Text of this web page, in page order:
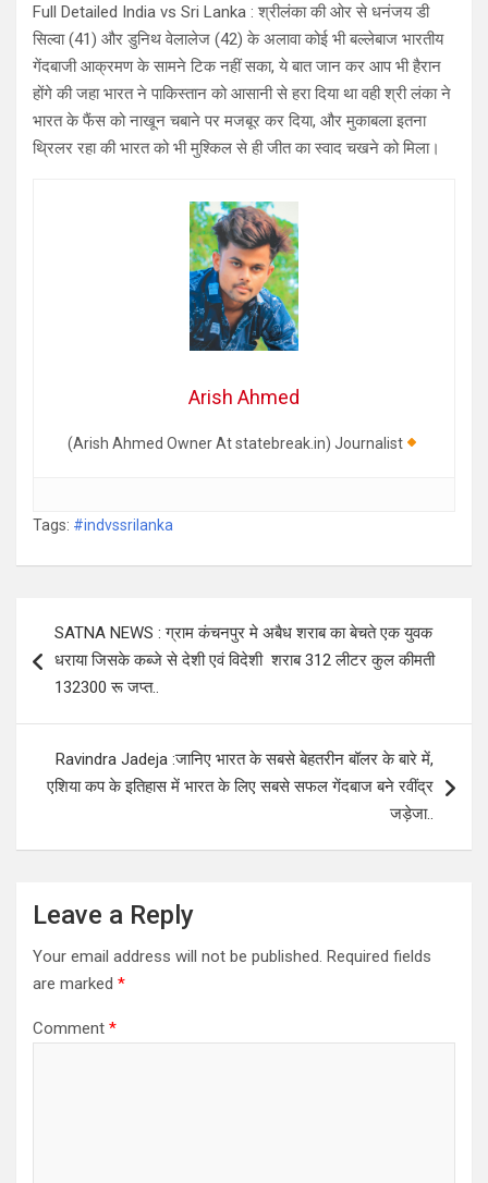
Full Detailed India vs Sri Lanka : श्रीलंका की ओर से धनंजय डी
सिल्वा (41) और डुनिथ वेलालेज (42) के अलावा कोई भी बल्लेबाज भारतीय
गेंदबाजी आक्रमण के सामने टिक नहीं सका, ये बात जान कर आप भी हैरान
होंगे की जहा भारत ने पाकिस्तान को आसानी से हरा दिया था वही श्री लंका ने
भारत के फैंस को नाखून चबाने पर मजबूर कर दिया, और मुकाबला इतना
थ्रिलर रहा की भारत को भी मुश्किल से ही जीत का स्वाद चखने को मिला।
Arish Ahmed
(Arish Ahmed Owner At statebreak.in) Journalist
Tags: #indvssrilanka
navigation
SATNA NEWS : ग्राम कंचनपुर मे अबैध शराब का बेचते एक युवक
धराया जिसके कब्जे से देशी एवं विदेशी शराब 312 लीटर कुल कीमती
132300 रू जप्त..
Ravindra Jadeja :जानिए भारत के सबसे बेहतरीन बॉलर के बारे में,
एशिया कप के इतिहास में भारत के लिए सबसे सफल गेंदबाज बने रवींद्र
जड़ेजा..
Leave a Reply
Your email address will not be published. Required fields
are marked *
Comment *